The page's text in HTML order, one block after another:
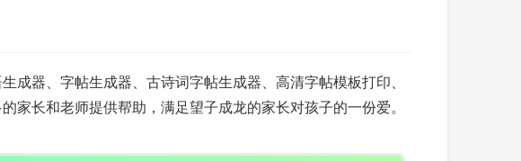
器、字帖生成器、古诗词字帖生成器、高清字帖模板打印、
长和老师提供帮助，满足望子成龙的家长对孩子的一份爱。